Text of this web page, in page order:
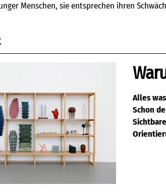
Menschen, sie entsprechen ihren
Alles
Schon